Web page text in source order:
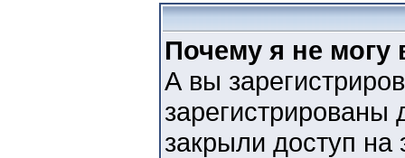
Почему я не могу
А вы
закрыли доступ